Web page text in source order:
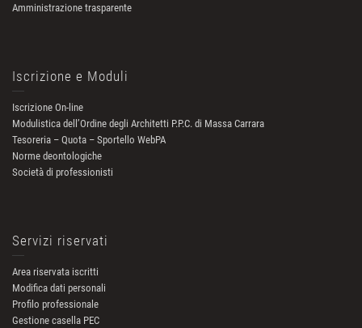
Amministrazione trasparente
Iscrizione e Moduli
Iscrizione On-line
Modulistica dell’Ordine degli Architetti P.P.C. di Massa Carrara
Tesoreria – Quota – Sportello WebPA
Norme deontologiche
Società di professionisti
Servizi riservati
Area riservata iscritti
Modifica dati personali
Profilo professionale
Gestione casella PEC